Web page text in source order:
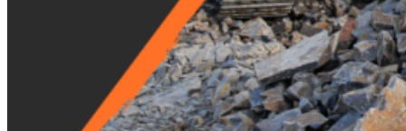
TRONÇONNEUSES À DISQUE HUSQVARNA
Tronçonneuses à Disque
HUILES & GRAISSES
Pièces Compacteurs
TRONÇONNEUSES À DISQUE HUSQVARNA
Tronçonneuses à Disque
Disques de Coupe
HUILES & GRAISSES
Pièces d'usure pour engins